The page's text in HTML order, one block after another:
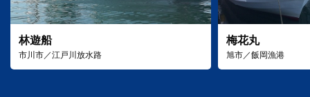
林遊船
市川市／江戸川放水路
梅花丸
旭市／飯岡漁港